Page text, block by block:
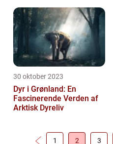
30 oktober 2023
Dyr i Grønland: En
Fascinerende Verden af
Arktisk Dyreliv
1 2 3